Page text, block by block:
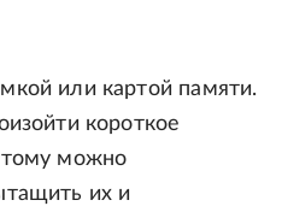
или картой памяти.
короткое
можно
их и